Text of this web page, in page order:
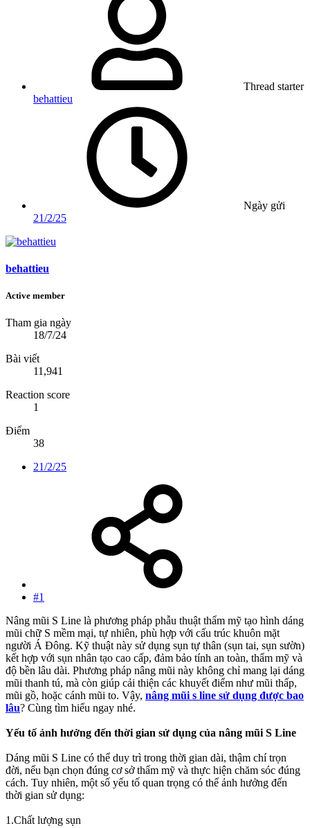
Thread starter
behattieu
Ngày gửi
21/2/25
behattieu
Active member
Tham gia ngày
18/7/24
Bài viết
11,941
Reaction score
1
Điểm
38
21/2/25
#1
Nâng mũi S Line là phương pháp phẫu thuật thẩm mỹ tạo hình dáng
mũi chữ S mềm mại, tự nhiên, phù hợp với cấu trúc khuôn mặt
người Á Đông. Kỹ thuật này sử dụng sụn tự thân (sụn tai, sụn sườn)
kết hợp với sụn nhân tạo cao cấp, đảm bảo tính an toàn, thẩm mỹ và
độ bền lâu dài. Phương pháp nâng mũi này không chỉ mang lại dáng
mũi thanh tú, mà còn giúp cải thiện các khuyết điểm như mũi thấp,
mũi gồ, hoặc cánh mũi to. Vậy, nâng mũi s line sử dụng được bao
lâu? Cùng tìm hiểu ngay nhé.
Yếu tố ảnh hưởng đến thời gian sử dụng của nâng mũi S Line
Dáng mũi S Line có thể duy trì trong thời gian dài, thậm chí trọn
đời, nếu bạn chọn đúng cơ sở thẩm mỹ và thực hiện chăm sóc đúng
cách. Tuy nhiên, một số yếu tố quan trọng có thể ảnh hưởng đến
thời gian sử dụng:
1.Chất lượng sụn